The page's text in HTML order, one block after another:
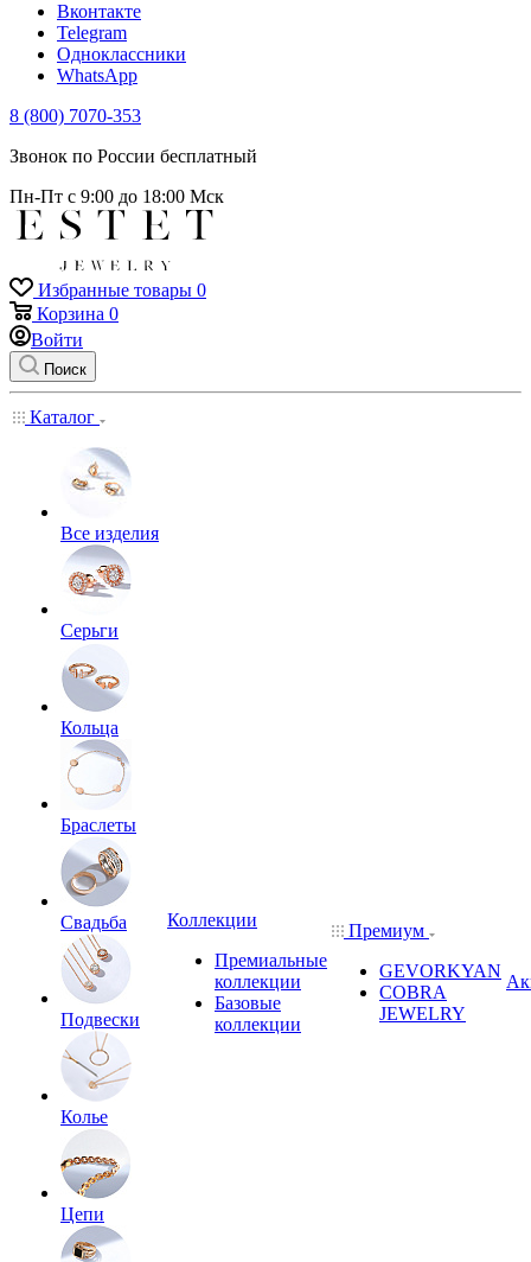
Вконтакте
Telegram
Одноклассники
WhatsApp
8 (800) 7070-353
Звонок по России бесплатный
Пн-Пт с 9:00 до 18:00 Мск
Избранные товары 0
Корзина 0
Войти
Поиск
Каталог
Все изделия
Серьги
Кольца
Браслеты
Свадьба
Подвески
Колье
Цепи
Коллекции
Премиальные
коллекции
Базовые
коллекции
Премиум
GEVORKYAN
COBRA
JEWELRY